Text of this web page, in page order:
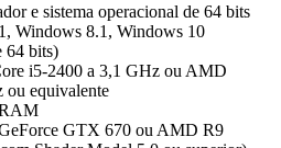
e sistema operacional de 64 bits
Windows 8.1, Windows 10
64 bits)
i5-2400 a 3,1 GHz ou AMD
equivalente
GTX 670 ou AMD R9